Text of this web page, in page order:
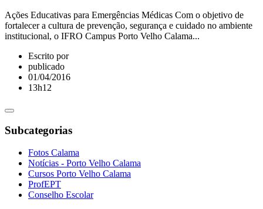
Ações Educativas para Emergências Médicas Com o objetivo de
fortalecer a cultura de prevenção, segurança e cuidado no ambiente
institucional, o IFRO Campus Porto Velho Calama...
Escrito por
publicado
01/04/2016
13h12
Subcategorias
Fotos Calama
Notícias - Porto Velho Calama
Cursos Porto Velho Calama
ProfEPT
Conselho Escolar